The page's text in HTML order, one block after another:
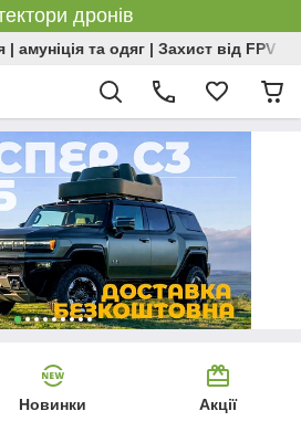
дронів
амуніція та одяг | Захист від FPV |
Новинки Акції